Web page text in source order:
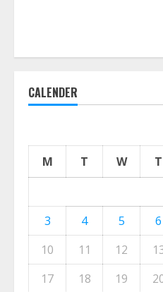
CALENDER
M T W T
3
4 5 6
10
11 12
17
18 19